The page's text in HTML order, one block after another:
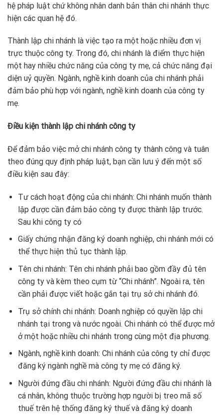
hệ pháp luật chứ không nhân danh bản thân chi nhánh thực
hiện các quan hệ đó.
Thành lập chi nhánh là việc tạo ra một hoặc nhiều đơn vị
trực thuộc công ty. Trong đó, chi nhánh là điểm thực hiện
một hay nhiều chức năng của công ty mẹ, cả chức năng đại
diện uỷ quyền. Ngành, nghề kinh doanh của chi nhánh phải
đảm bảo phù hợp với ngành, nghề kinh doanh của công ty
mẹ.
Điều kiện thành lập chi nhánh công ty
Để đảm bảo việc mở chi nhánh công ty thành công và tuân
theo đúng quy định pháp luật, bạn cần lưu ý đến một số
điều kiện sau đây:
Tư cách hoạt động của chi nhánh: Chi nhánh muốn thành
lập được cần đảm bảo công ty được thành lập trước.
Sau khi công ty có
Giấy chứng nhận đăng ký doanh nghiệp, chi nhánh mới có
thể thực hiện thủ tục thành lập.
Tên chi nhánh: Tên chi nhánh phải bao gồm đầy đủ tên
công ty và kèm theo cụm từ “Chi nhánh”. Ngoài ra, tên
cần phải được viết hoặc gắn tại trụ sở chi nhánh đó.
Trụ sở chính chi nhánh: Doanh nghiệp có quyền lập chi
nhánh tại trong và nước ngoài. Chi nhánh có thể được mở
ở một hoặc nhiều chi nhánh trong cùng một địa phương.
Ngành, nghề kinh doanh: Chi nhánh của công ty chỉ được
đăng ký ngành nghề mà công ty mẹ có đăng ký.
Người đứng đầu chi nhánh: Người đứng đầu chi nhánh là
cá nhân, không thuộc trường hợp người bị treo mã số
thuế trên hệ thống đăng ký thuế và đăng ký doanh